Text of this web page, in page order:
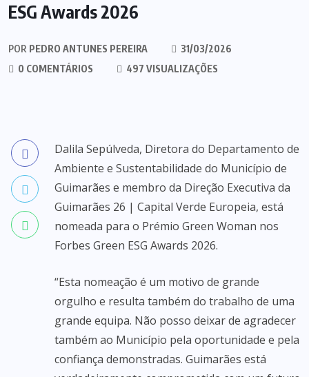
ESG Awards 2026
POR PEDRO ANTUNES PEREIRA
31/03/2026
0 COMENTÁRIOS
497 VISUALIZAÇÕES
Dalila Sepúlveda, Diretora do Departamento de
Ambiente e Sustentabilidade do Município de
Guimarães e membro da Direção Executiva da
Guimarães 26 | Capital Verde Europeia, está
nomeada para o Prémio Green Woman nos
Forbes Green ESG Awards 2026.
“Esta nomeação é um motivo de grande
orgulho e resulta também do trabalho de uma
grande equipa. Não posso deixar de agradecer
também ao Município pela oportunidade e pela
confiança demonstradas. Guimarães está